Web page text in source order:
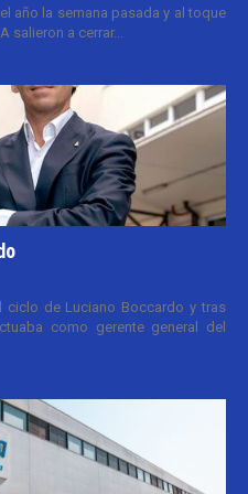
año la semana pasada y al toque
salieron a cerrar...
ciclo de Luciano Boccardo y tras
como gerente general del